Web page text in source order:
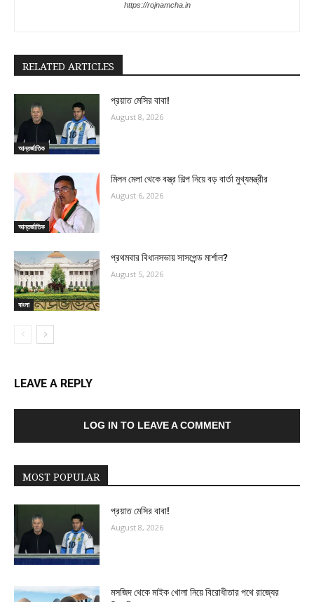
https://rojnamcha.in
RELATED ARTICLES
আন্তর্জাতিক
প্রয়াত মেসির বাবা!
August 8, 2026
আন্তর্জাতিক
মিলন মেলা থেকে বস্ত্র শিল্প নিয়ে বড় বার্তা মুখ্যমন্ত্রীর
August 6, 2026
বাংলা
প্রথমবার বিধানসভায় সাসপেন্ড মার্শাল?
August 5, 2026
LEAVE A REPLY
LOG IN TO LEAVE A COMMENT
MOST POPULAR
প্রয়াত মেসির বাবা!
August 8, 2026
মসজিদ থেকে মাইক খোলা নিয়ে বিরোধীতার পথে রাজ্যের